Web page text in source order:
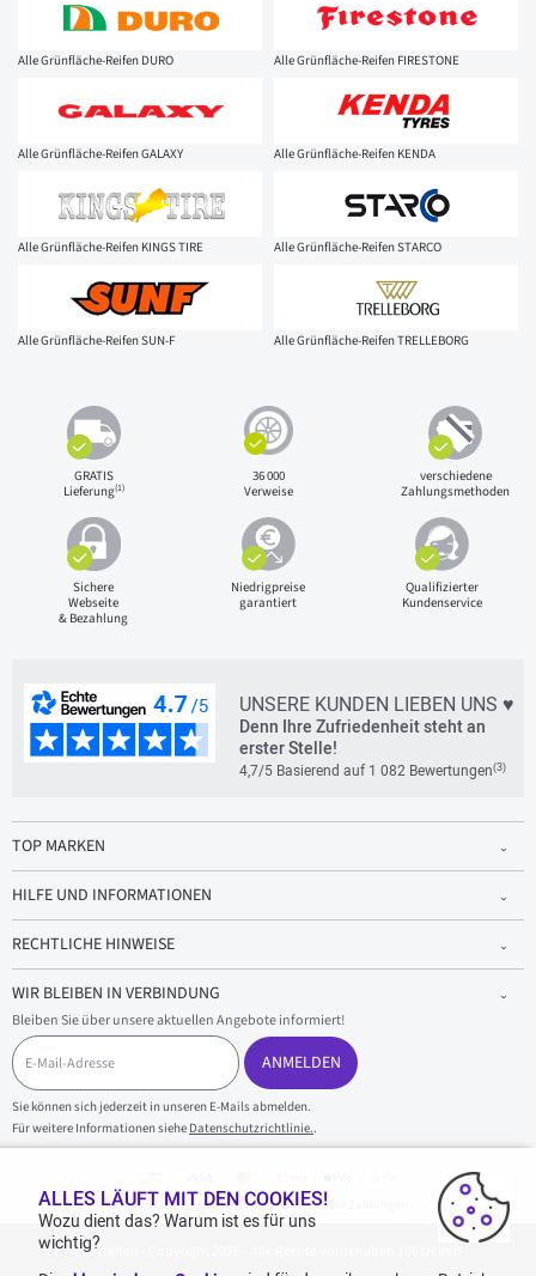
Alle Grünfläche-Reifen DURO Alle Grünfläche-Reifen FIRESTONE
Alle Grünfläche-Reifen GALAXY Alle Grünfläche-Reifen KENDA
Alle Grünfläche-Reifen KINGS TIRE Alle Grünfläche-Reifen STARCO
Alle Grünfläche-Reifen SUN-F Alle Grünfläche-Reifen TRELLEBORG
GRATIS
Lieferung(1)
36 000
Verweise
verschiedene
Zahlungsmethoden
Sichere
Webseite
& Bezahlung
Niedrigpreise
garantiert
Qualifizierter
Kundenservice
UNSERE KUNDEN LIEBEN UNS ♥
Denn Ihre Zufriedenheit steht an
erster Stelle!
4,7/5 Basierend auf 1 082 Bewertungen(3)
TOP MARKEN
HILFE UND INFORMATIONEN
RECHTLICHE HINWEISE
WIR BLEIBEN IN VERBINDUNG
Bleiben Sie über unsere aktuellen Angebote informiert!
E
-
M
a
i
l
ANMELDEN
Sie können sich jederzeit in unseren E-Mails abmelden.
Für weitere Informationen siehe Datenschutzrichtlinie..
100 % sicherer Einkauf und sichere Zahlungen
1001reifen - Copyright 2026 - Alle Rechte vorbehalten 1001reifen
ALLES LÄUFT MIT DEN COOKIES!
Wozu dient das? Warum ist es für uns
wichtig?